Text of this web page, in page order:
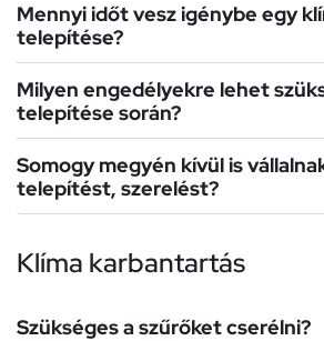
Mennyi időt vesz igénybe egy
telepítése?
Milyen engedélyekre lehet
telepítése során?
Somogy megyén kívül is
telepítést, szerelést?
Klíma karbantartás
Szükséges a szűrőket cserélni?